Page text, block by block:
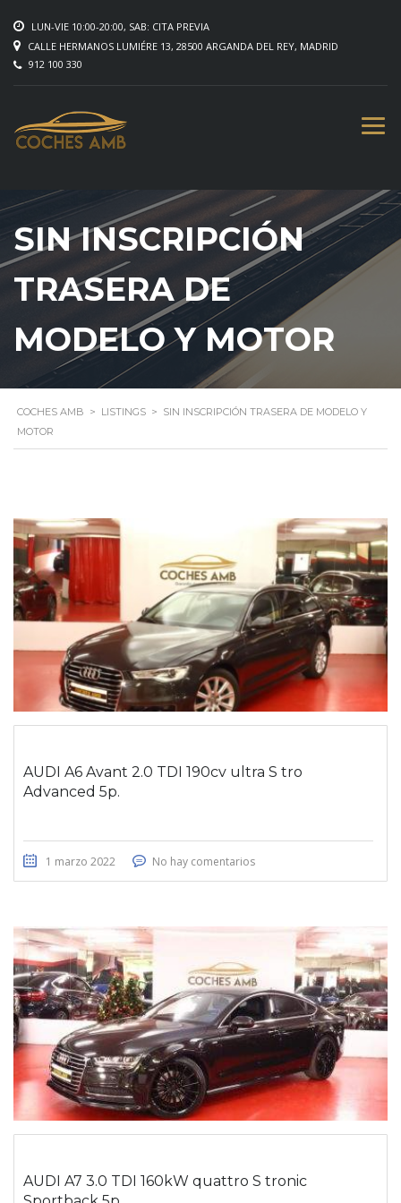
LUN-VIE 10:00-20:00, SAB: CITA PREVIA
CALLE HERMANOS LUMIÉRE 13, 28500 ARGANDA DEL REY, MADRID
912 100 330
SIN INSCRIPCIÓN
TRASERA DE
MODELO Y MOTOR
COCHES AMB > LISTINGS > SIN INSCRIPCIÓN TRASERA DE MODELO Y
MOTOR
AUDI A6 Avant 2.0 TDI 190cv ultra S tro
Advanced 5p.
1 marzo 2022 No hay comentarios
AUDI A7 3.0 TDI 160kW quattro S tronic